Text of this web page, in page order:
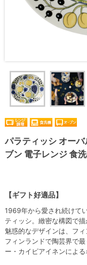
パラティッシ オー
ブン 電子レンジ 食
【ギフト好適品】
1969年から愛され続けて
ティッシ。緻密な構図で
魅惑的なデザインは、フ
フィンランドで陶芸界で
ー・カイピアイネンによる